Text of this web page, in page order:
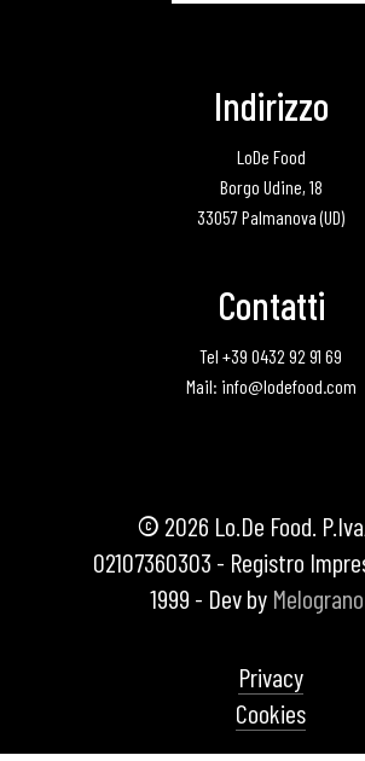
Indirizzo
LoDe Food
Borgo Udine, 18
33057 Palmanova (UD)
Contatti
Tel +39 0432 92 91 69
Mail: info@lodefood.com
© 2026 Lo.De Food.
02107360303 - Registro
1999 - Dev by
Privacy
Cookies